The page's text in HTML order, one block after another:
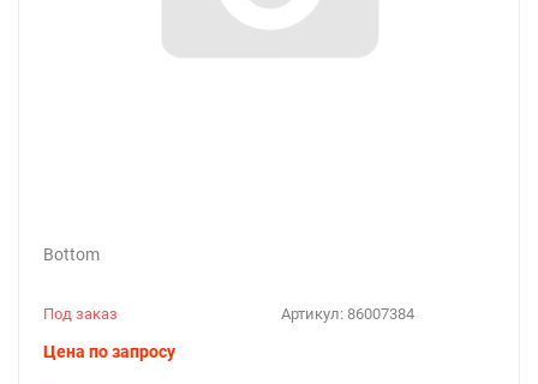
Bottom
Артикул: 86007384
Под заказ
Цена по запросу